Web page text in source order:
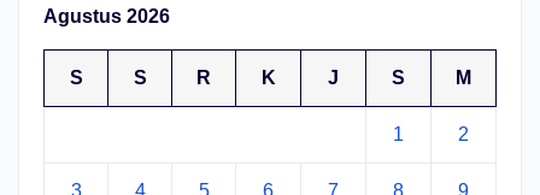
Agustus 2026
S S R K J S M
1 2
3 4 5 6 7 8 9